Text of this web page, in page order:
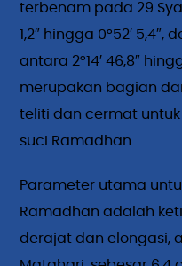
terbenam pada 29
1,2″ hingga 0°52′
antara 2°14′ 46,8″
merupakan bagian
teliti dan cermat
suci Ramadhan.
Parameter utama
Ramadhan adalah
derajat dan elongasi,